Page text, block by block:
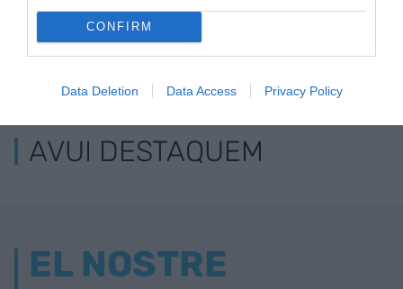
CONFIRM
Data Deletion Data Access Privacy Policy
ELS MÉS LLEGITS
AVUI DESTAQUEM
EL NOSTRE